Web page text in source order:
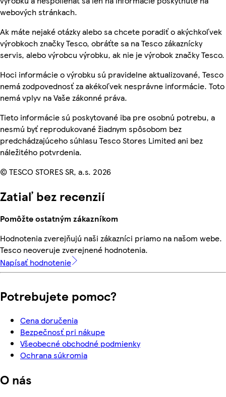
webových stránkach.
Ak máte nejaké otázky alebo sa chcete poradiť o akýchkoľvek
výrobkoch značky Tesco, obráťte sa na Tesco zákaznícky
servis, alebo výrobcu výrobku, ak nie je výrobok značky Tesco.
Hoci informácie o výrobku sú pravidelne aktualizované, Tesco
nemá zodpovednosť za akékoľvek nesprávne informácie. Toto
nemá vplyv na Vaše zákonné práva.
Tieto informácie sú poskytované iba pre osobnú potrebu, a
nesmú byť reprodukované žiadnym spôsobom bez
predchádzajúceho súhlasu Tesco Stores Limited ani bez
náležitého potvrdenia.
© TESCO STORES SR, a.s. 2026
Zatiaľ bez recenzií
Pomôžte ostatným zákazníkom
Hodnotenia zverejňujú naši zákazníci priamo na našom webe.
Tesco neoveruje zverejnené hodnotenia.
Napísať hodnotenie
Potrebujete pomoc?
Cena doručenia
Bezpečnosť pri nákupe
Všeobecné obchodné podmienky
Ochrana súkromia
O nás